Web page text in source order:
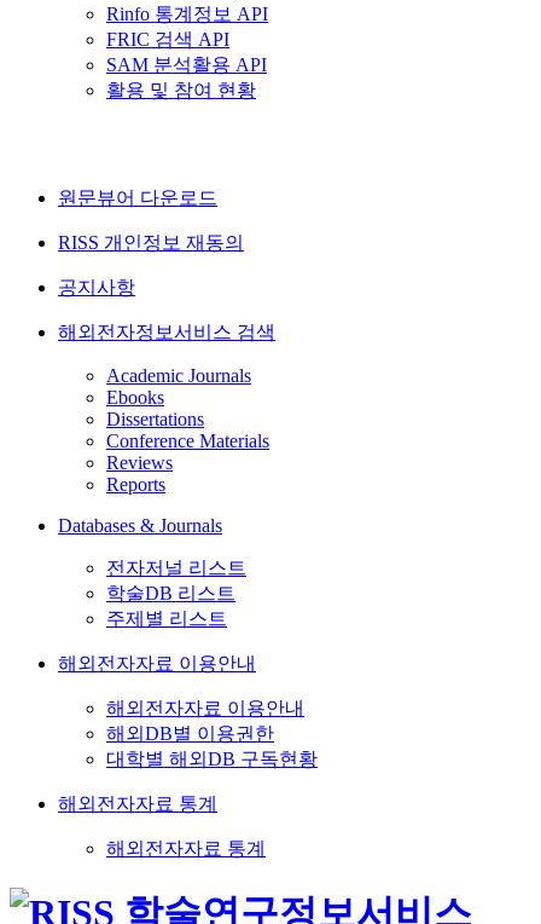
Rinfo 통계정보 API
FRIC 검색 API
SAM 분석활용 API
활용 및 참여 현황
원문뷰어 다운로드
RISS 개인정보 재동의
공지사항
해외전자정보서비스 검색
Academic Journals
Ebooks
Dissertations
Conference Materials
Reviews
Reports
Databases & Journals
전자저널 리스트
학술DB 리스트
주제별 리스트
해외전자자료 이용안내
해외전자자료 이용안내
해외DB별 이용권한
대학별 해외DB 구독현황
해외전자자료 통계
해외전자자료 통계